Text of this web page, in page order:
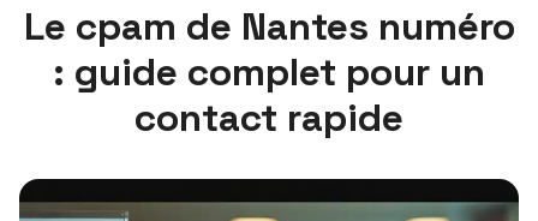
Le cpam de Nantes numéro
: guide complet pour un
contact rapide